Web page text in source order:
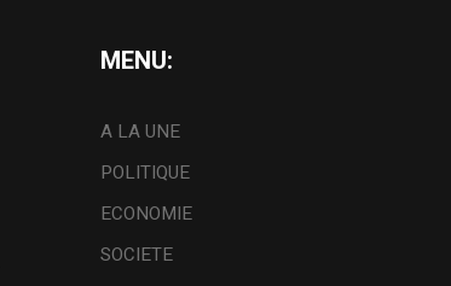
MENU:
A LA UNE
POLITIQUE
ECONOMIE
SOCIETE